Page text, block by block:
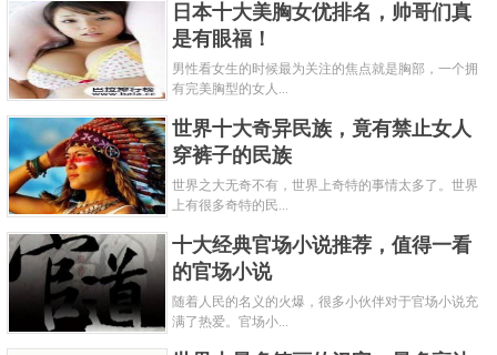
互吹”的嫌疑，但不能否认的就是人家科比真的很有天
赋。2001—2003赛季，奥胖带领湖人完成了3连冠伟
业，不过“二当家”科比却也功不可没，只是他的光辉被
男一号给盖住了而已。可科比就是科比，他后来18次
全明星首发，5夺总冠军。可看出来，科比真的是位非
常给力的大佬。
5、詹姆斯
日本十大美胸女优排名，帅哥们真
是有眼福！
男性看女生的时候最为关注的焦点就是胸部，一个拥
有完美胸型的女人...
世界十大奇异民族，竟有禁止女人
穿裤子的民族
世界之大无奇不有，世界上奇特的事情太多了。世界
上有很多奇特的民...
十大经典官场小说推荐，值得一看
的官场小说
随着人民的名义的火爆，很多小伙伴对于官场小说充
满了热爱。官场小...